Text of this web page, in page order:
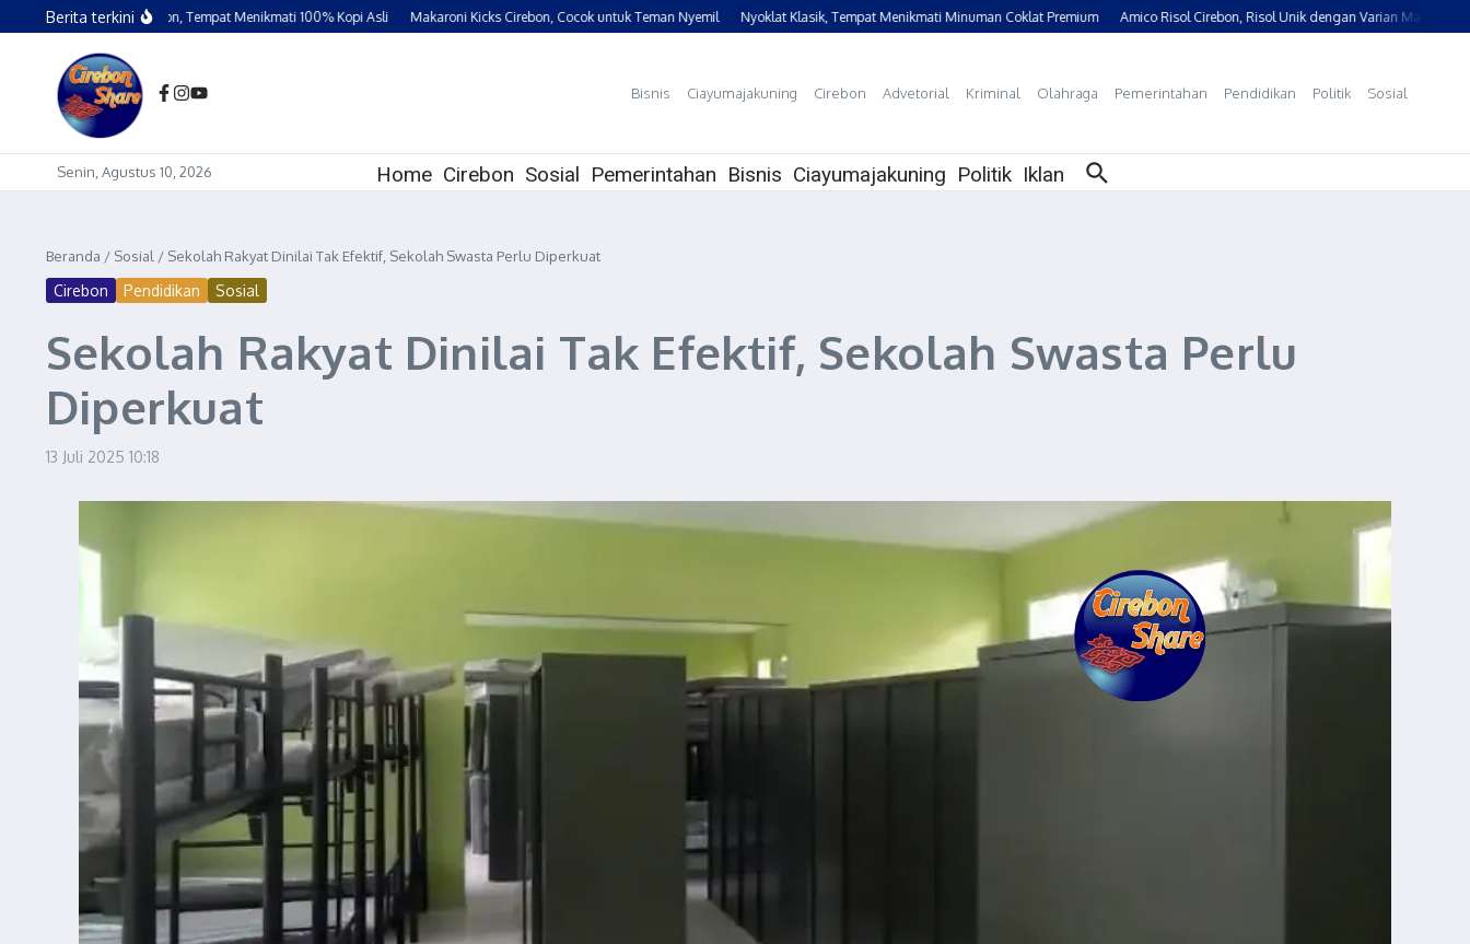
Lewati ke konten
Berita terkini
Kopi Semangat Cirebon, Tempat Menikmati 100% Kopi Asli Makaroni Kicks Cirebon, Cocok untuk Teman Nyemil Nyoklat Klasik, Tempat Menikmati Minuman Coklat Premium Amico Risol Cirebon, Risol Unik dengan Varian Manis dan Gurih
Bisnis Ciayumajakuning Cirebon Advetorial Kriminal Olahraga Pemerintahan Pendidikan Politik Sosial
Senin, Agustus 10, 2026 Home Cirebon Sosial Pemerintahan Bisnis Ciayumajakuning Politik Iklan
Beranda / Sosial / Sekolah Rakyat Dinilai Tak Efektif, Sekolah Swasta Perlu Diperkuat
Cirebon Pendidikan Sosial
Sekolah Rakyat Dinilai Tak Efektif, Sekolah Swasta Perlu
Diperkuat
13 Juli 2025 10:18